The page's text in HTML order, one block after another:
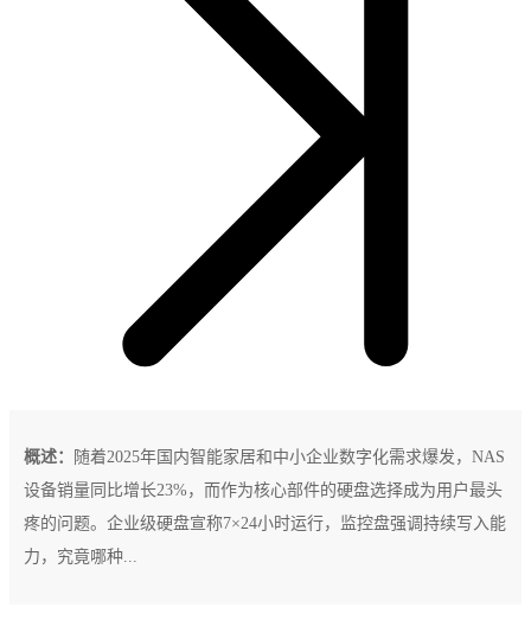
概述：
随着2025年国内智能家居和中小企业数字化需求爆发，NAS
设备销量同比增长23%，而作为核心部件的硬盘选择成为用户最头
疼的问题。企业级硬盘宣称7×24小时运行，监控盘强调持续写入能
力，究竟哪种...